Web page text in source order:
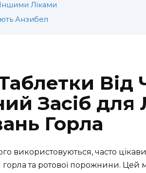
Ліками
Анзибел
Від
Засіб для
Горла
використовуються, часто
та ротової порожнини. Цей